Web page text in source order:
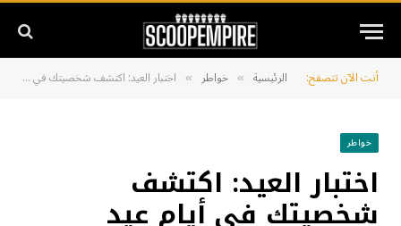
أنت الآن تتصفح: الرئيسية » خواطر » اختبار العيد: اكتشف شخصيتك في أيام عيد الأضحى
خواطر
اختبار العيد: اكتشف
شخصيتك في أيام عيد